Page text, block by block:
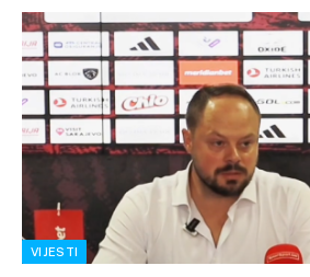
VIJESTI